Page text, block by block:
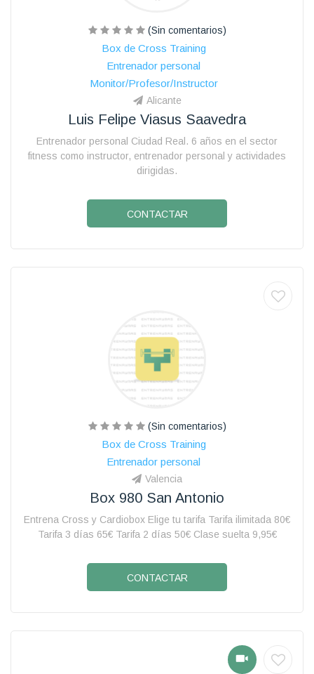
(Sin comentarios)
Box de Cross Training
Entrenador personal
Monitor/Profesor/Instructor
Alicante
Luis Felipe Viasus Saavedra
Entrenador personal Ciudad Real. 6 años en el sector
fitness como instructor, entrenador personal y actividades
dirigidas.
CONTACTAR
(Sin comentarios)
Box de Cross Training
Entrenador personal
Valencia
Box 980 San Antonio
Entrena Cross y Cardiobox Elige tu tarifa Tarifa ilimitada 80€
Tarifa 3 días 65€ Tarifa 2 días 50€ Clase suelta 9,95€
CONTACTAR